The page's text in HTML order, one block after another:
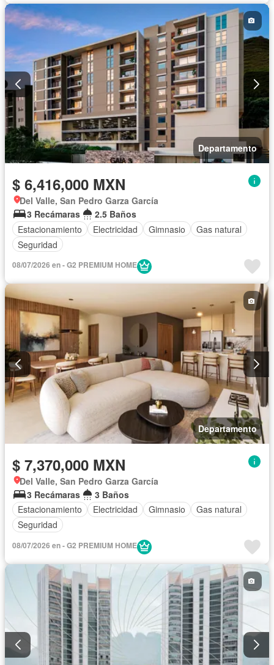
Departamento
$ 6,416,000 MXN
Del Valle, San Pedro Garza García
3 Recámaras
2.5 Baños
Estacionamiento
Electricidad Gimnasio
Gas natural
Seguridad
08/07/2026 en - G2 PREMIUM HOME
Departamento
$ 7,370,000 MXN
Del Valle, San Pedro Garza García
3 Recámaras
3 Baños
Estacionamiento
Electricidad Gimnasio
Gas natural
Seguridad
08/07/2026 en - G2 PREMIUM HOME